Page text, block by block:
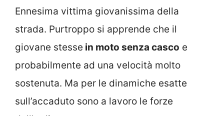
Ennesima vittima giovanissima della
strada. Purtroppo si apprende che il
giovane stesse in moto senza casco e
probabilmente ad una velocità molto
sostenuta. Ma per le dinamiche esatte
sull’accaduto sono a lavoro le forze